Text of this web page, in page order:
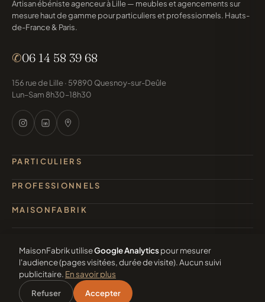
Artisan ébéniste agenceur à Lille — meubles et agencements sur
mesure haut de gamme pour particuliers et professionnels. Hauts-
de-France & Paris.
✆06 14 58 39 68
156 rue de Lille · 59890 Quesnoy-sur-Deûle
Lun–Sam 8h30–18h30
PARTICULIERS
PROFESSIONNELS
MAISONFABRIK
© 2026 MaisonFabrik · Tous droits réservés
Mentions légales ConfidentialitéContact
MaisonFabrik utiliseGoogle Analyticspour mesurer
l'audience (pages visitées, durée de visite). Aucun suivi
publicitaire. En savoir plus
Refuser Accepter